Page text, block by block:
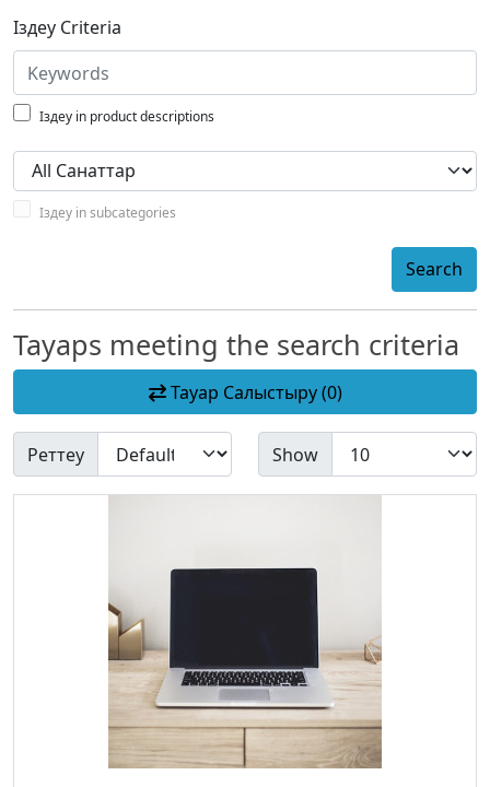
Іздеу Criteria
Іздеу in product descriptions
Іздеу in subcategories
Search
Тауарs meeting the search criteria
Тауар Салыстыру (0)
Реттеу Show